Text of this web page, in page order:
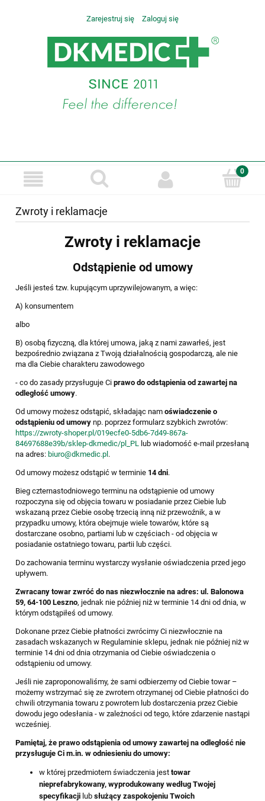
Zarejestruj się Zaloguj się
Zwroty i reklamacje
Zwroty i reklamacje
Odstąpienie od umowy
Jeśli jesteś tzw. kupującym uprzywilejowanym, a więc:
A) konsumentem
albo
B) osobą fizyczną, dla której umowa, jaką z nami zawarłeś, jest
bezpośrednio związana z Twoją działalnością gospodarczą, ale nie
ma dla Ciebie charakteru zawodowego
- co do zasady przysługuje Ci prawo do odstąpienia od zawartej na
odległość umowy.
Od umowy możesz odstąpić, składając nam oświadczenie o
odstąpieniu od umowy np. poprzez formularz szybkich zwrotów:
https://zwroty-shoper.pl/019ecfe0-5db6-7d49-867a-
84697688e39b/sklep-dkmedic/pl_PL lub wiadomość e-mail przesłaną
na adres: biuro@dkmedic.pl.
Od umowy możesz odstąpić w terminie 14 dni.
Bieg czternastodniowego terminu na odstąpienie od umowy
rozpoczyna się od objęcia towaru w posiadanie przez Ciebie lub
wskazaną przez Ciebie osobę trzecią inną niż przewoźnik, a w
przypadku umowy, która obejmuje wiele towarów, które są
dostarczane osobno, partiami lub w częściach - od objęcia w
posiadanie ostatniego towaru, partii lub części.
Do zachowania terminu wystarczy wysłanie oświadczenia przed jego
upływem.
Zwracany towar zwróć do nas niezwłocznie na adres: ul. Balonowa
59, 64-100 Leszno, jednak nie później niż w terminie 14 dni od dnia, w
którym odstąpiłeś od umowy.
Dokonane przez Ciebie płatności zwrócimy Ci niezwłocznie na
zasadach wskazanych w Regulaminie sklepu, jednak nie później niż w
terminie 14 dni od dnia otrzymania od Ciebie oświadczenia o
odstąpieniu od umowy.
Jeśli nie zaproponowaliśmy, że sami odbierzemy od Ciebie towar –
możemy wstrzymać się ze zwrotem otrzymanej od Ciebie płatności do
chwili otrzymania towaru z powrotem lub dostarczenia przez Ciebie
dowodu jego odesłania - w zależności od tego, które zdarzenie nastąpi
wcześniej.
Pamiętaj, że prawo odstąpienia od umowy zawartej na odległość nie
przysługuje Ci m.in. w odniesieniu do umowy:
w której przedmiotem świadczenia jest towar
nieprefabrykowany, wyprodukowany według Twojej
specyfikacji lub służący zaspokojeniu Twoich